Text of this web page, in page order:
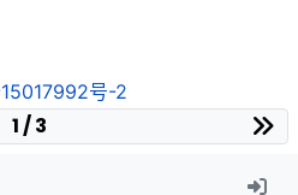
号-2
1 / 3